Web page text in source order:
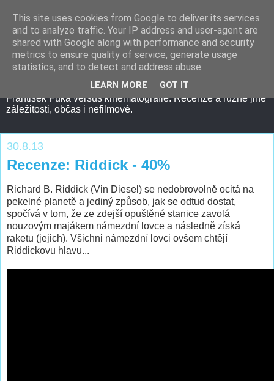
František Fuka versus kinematografie. Recenze a různé jiné
záležitosti, občas i nefilmové.
30.8.13
Recenze: Riddick - 40%
Richard B. Riddick (Vin Diesel) se nedobrovolně ocitá na
pekelné planetě a jediný způsob, jak se odtud dostat,
spočívá v tom, že ze zdejší opuštěné stanice zavolá
nouzovým majákem námezdní lovce a následně získá
raketu (jejich). Všichni námezdní lovci ovšem chtějí
Riddickovu hlavu...
This site uses cookies from Google to deliver its services
and to analyze traffic. Your IP address and user-agent are
shared with Google along with performance and security
metrics to ensure quality of service, generate usage
statistics, and to detect and address abuse.
LEARN MORE GOT IT